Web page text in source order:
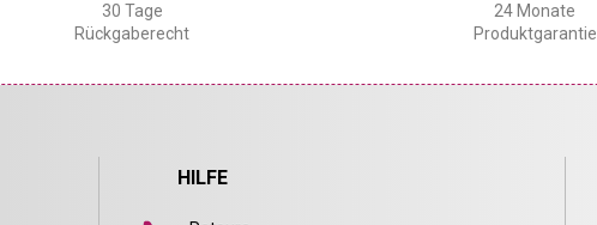
30 Tage
Rückgaberecht
24 Monate
Produktgarantie
HILFE